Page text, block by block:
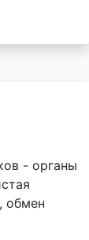
- органы
обмен